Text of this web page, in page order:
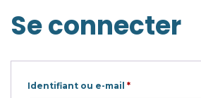
Se connecter
Identifiant ou e-mail *Obligatoire